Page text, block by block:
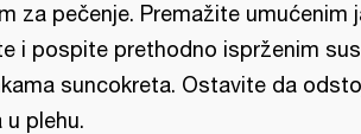
za pečenje. Premažite umućenim
i pospite prethodno isprženim
suncokreta. Ostavite da
u plehu.